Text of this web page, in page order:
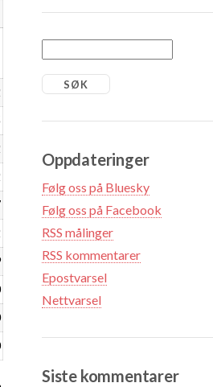
Oppdateringer
Følg oss på Bluesky
Følg oss på Facebook
RSS målinger
RSS kommentarer
Epostvarsel
Nettvarsel
Siste kommentarer